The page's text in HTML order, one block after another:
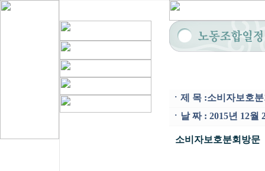
ㆍ 제 목 :소비자보호
ㆍ 날 짜 : 2015년 12월
소비자보호분회방문